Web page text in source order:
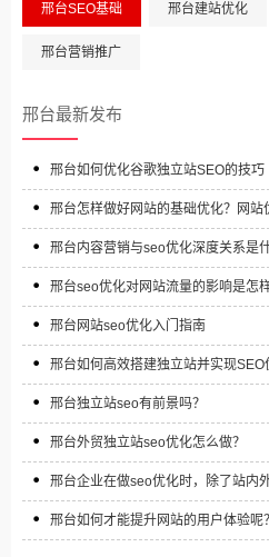
邢台SEO基础 邢台建站优化
邢台营销推广
邢台最新发布
邢台如何优化谷歌独立站SEO的技巧‌
邢台怎样做好网站的基础优化？网站
邢台内容营销与seo优化深度关系是什
邢台seo优化对网站流量的影响是怎样
邢台网站seo优化入门指南
邢台如何高效搭建独立站并实现SEO
邢台独立站seo有前景吗？
邢台外贸独立站seo优化怎么做？
邢台企业在做seo优化时，除了站内
邢台如何才能提升网站的用户体验呢？